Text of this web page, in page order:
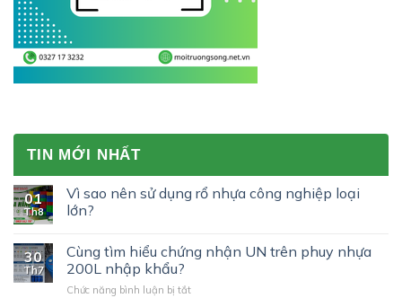
TIN MỚI NHẤT
01
Th8
Vì sao nên sử dụng rổ nhựa công nghiệp loại
lớn?
30
Th7
Cùng tìm hiểu chứng nhận UN trên phuy nhựa
200L nhập khẩu?
Chức năng bình luận bị tắtở